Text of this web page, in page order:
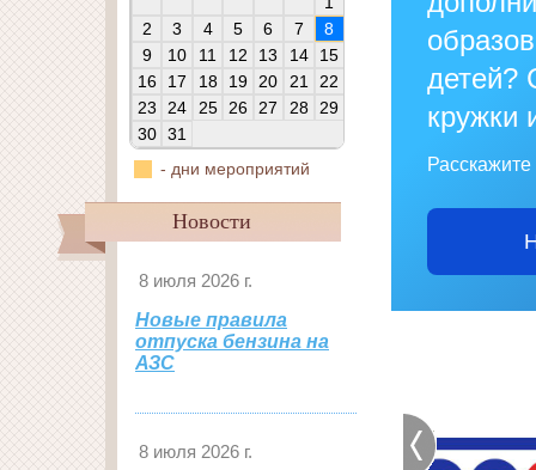
2
3 4 5 6 7
8
9
10 11 12 13 14
15
16
17 18 19 20 21
22
23
24 25 26 27 28
29
30 31
- дни мероприятий
Новости
8 июля 2026 г.
Новые правила
отпуска бензина на
АЗС
8 июля 2026 г.
детей?
кружки